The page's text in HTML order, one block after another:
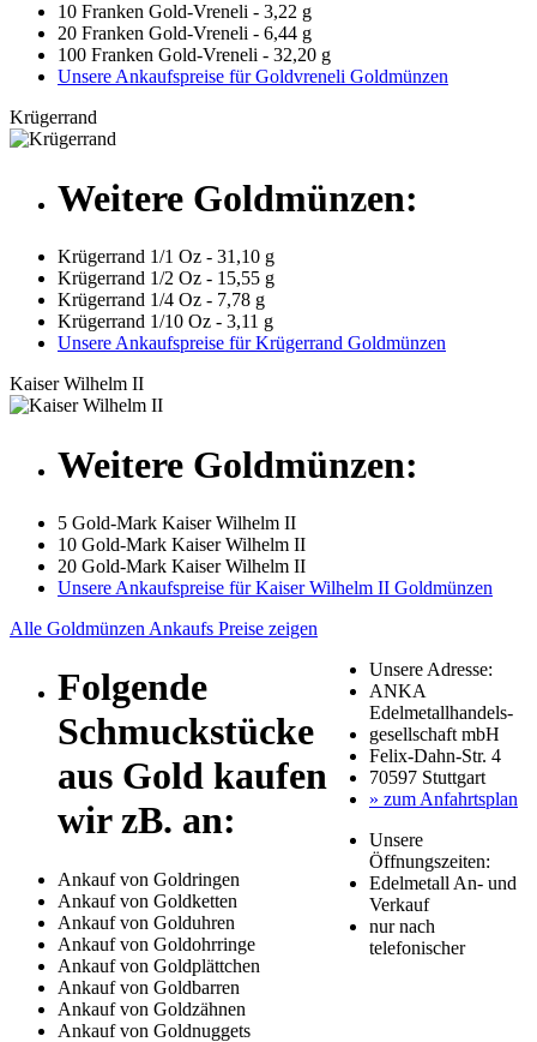
10 Franken Gold-Vreneli - 3,22 g
20 Franken Gold-Vreneli - 6,44 g
100 Franken Gold-Vreneli - 32,20 g
Unsere Ankaufspreise für Goldvreneli Goldmünzen
Krügerrand
Weitere Goldmünzen:
Krügerrand 1/1 Oz - 31,10 g
Krügerrand 1/2 Oz - 15,55 g
Krügerrand 1/4 Oz - 7,78 g
Krügerrand 1/10 Oz - 3,11 g
Unsere Ankaufspreise für Krügerrand Goldmünzen
Kaiser Wilhelm II
Weitere Goldmünzen:
5 Gold-Mark Kaiser Wilhelm II
10 Gold-Mark Kaiser Wilhelm II
20 Gold-Mark Kaiser Wilhelm II
Unsere Ankaufspreise für Kaiser Wilhelm II Goldmünzen
Alle Goldmünzen Ankaufs Preise zeigen
Folgende
Schmuckstücke
aus Gold kaufen
wir zB. an:
Ankauf von Goldringen
Ankauf von Goldketten
Ankauf von Golduhren
Ankauf von Goldohrringe
Ankauf von Goldplättchen
Ankauf von Goldbarren
Ankauf von Goldzähnen
Ankauf von Goldnuggets
Unsere Adresse:
ANKA
Edelmetallhandels-
gesellschaft mbH
Felix-Dahn-Str. 4
70597 Stuttgart
» zum Anfahrtsplan
Unsere
Öffnungszeiten:
Edelmetall An- und
Verkauf
nur nach
telefonischer